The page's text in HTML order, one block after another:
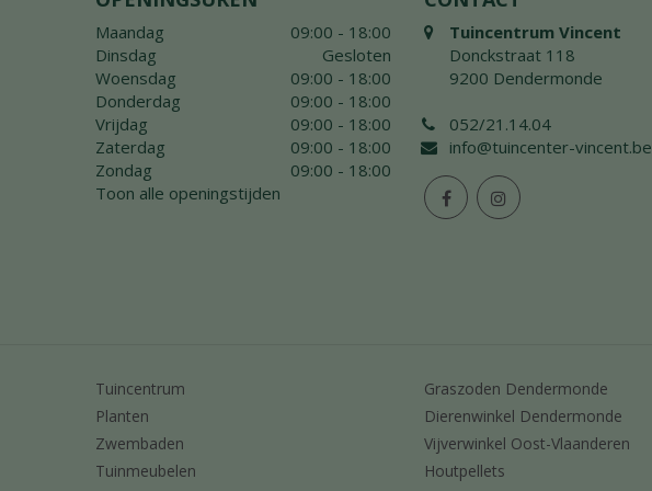
Maandag
09:00 - 18:00
Dinsdag
Gesloten
Woensdag
09:00 - 18:00
Donderdag
09:00 - 18:00
Vrijdag
09:00 - 18:00
Zaterdag
09:00 - 18:00
Zondag
09:00 - 18:00
Toon alle openingstijden
Tuincentrum Vincent
Donckstraat 118
9200 Dendermonde
052/21.14.04
info@tuincenter-vincent.be
Tuincentrum
Planten
Zwembaden
Tuinmeubelen
Graszoden Dendermonde
Dierenwinkel Dendermonde
Vijverwinkel Oost-Vlaanderen
Houtpellets